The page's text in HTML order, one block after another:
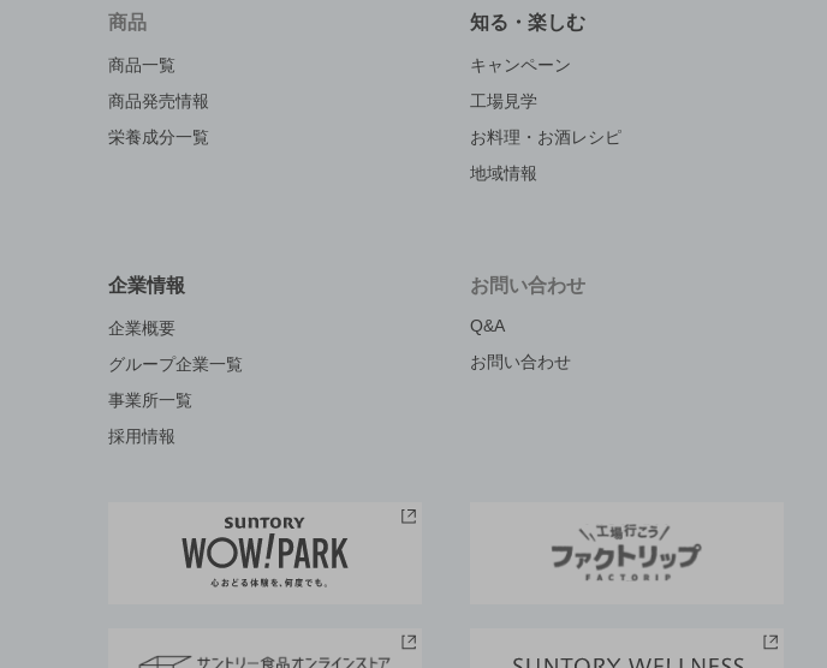
商品
商品一覧
商品発売情報
栄養成分一覧
知る・楽しむ
キャンペーン
工場見学
お料理・お酒レシピ
地域情報
企業情報
企業概要
グループ企業一覧
事業所一覧
採用情報
お問い合わせ
Q&A
お問い合わせ